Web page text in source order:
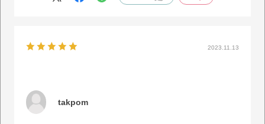
サイズが合えば素敵だと思います。
2023.11.13
takpom